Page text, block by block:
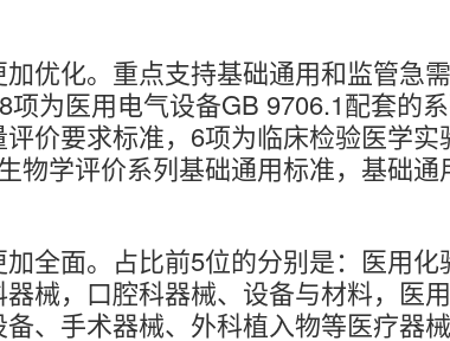
优化。重点支持基础通用和监管急
为医用电气设备GB 9706.1配套的
价要求标准，6项为临床检验医学
物学评价系列基础通用标准，基础
全面。占比前5位的分别是：医用
械，口腔科器械、设备与材料，医
、手术器械、外科植入物等医疗器